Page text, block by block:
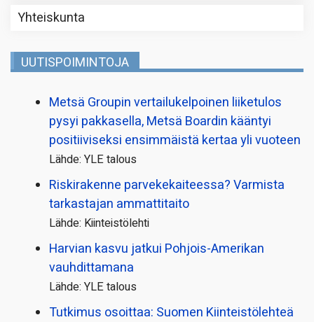
Yhteiskunta
UUTISPOIMINTOJA
Metsä Groupin vertailu­kelpoinen liiketulos
pysyi pakkasella, Metsä Boardin kääntyi
positiiviseksi ensimmäistä kertaa yli vuoteen
Lähde: YLE talous
Riskirakenne parvekekaiteessa? Varmista
tarkastajan ammattitaito
Lähde: Kiinteistölehti
Harvian kasvu jatkui Pohjois-Amerikan
vauhdittamana
Lähde: YLE talous
Tutkimus osoittaa: Suomen Kiinteistölehteä